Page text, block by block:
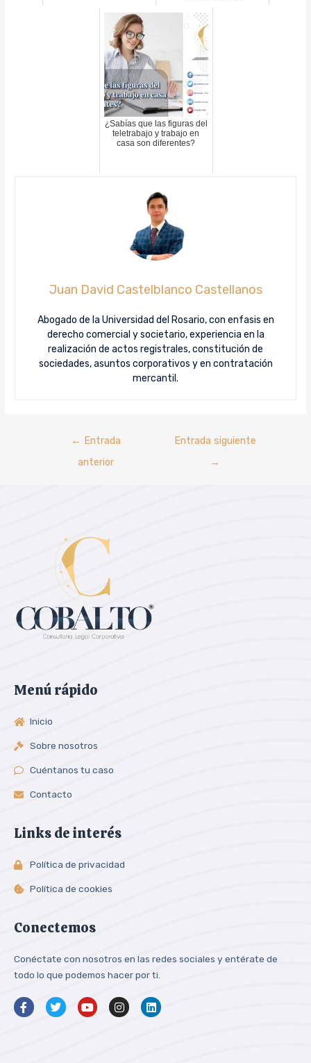
¿Sabías que las figuras del
teletrabajo y trabajo en
casa son diferentes?
Juan David Castelblanco Castellanos
Abogado de la Universidad del Rosario, con enfasis en
derecho comercial y societario, experiencia en la
realización de actos registrales, constitución de
sociedades, asuntos corporativos y en contratación
mercantil.
← Entrada
anterior
Entrada siguiente
→
Menú rápido
Inicio
Sobre nosotros
Cuéntanos tu caso
Contacto
Links de interés
Política de privacidad
Política de cookies
Conectemos
Conéctate con nosotros en las redes sociales y entérate de
todo lo que podemos hacer por ti.